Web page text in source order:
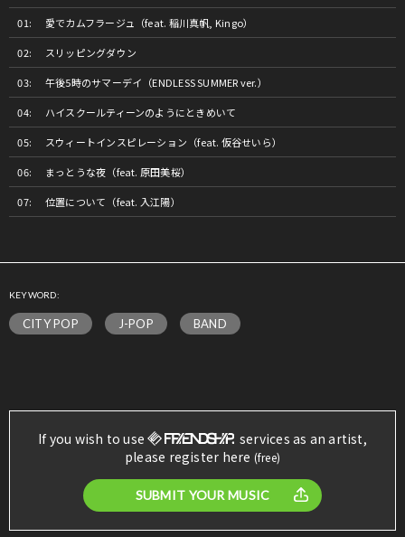
愛でカムフラージュ（feat. 稲川真帆, Kingo）
スリッピングダウン
午後5時のサマーデイ（ENDLESS SUMMER ver.）
ハイスクールティーンのようにときめいて
スウィートインスピレーション（feat. 仮谷せいら）
まっとうな夜（feat. 原田美桜）
位置について（feat. 入江陽）
KEYWORD:
CITY POP J-POP BAND
If you wish to use
services as an artist,
please register here (free)
SUBMIT YOUR MUSIC